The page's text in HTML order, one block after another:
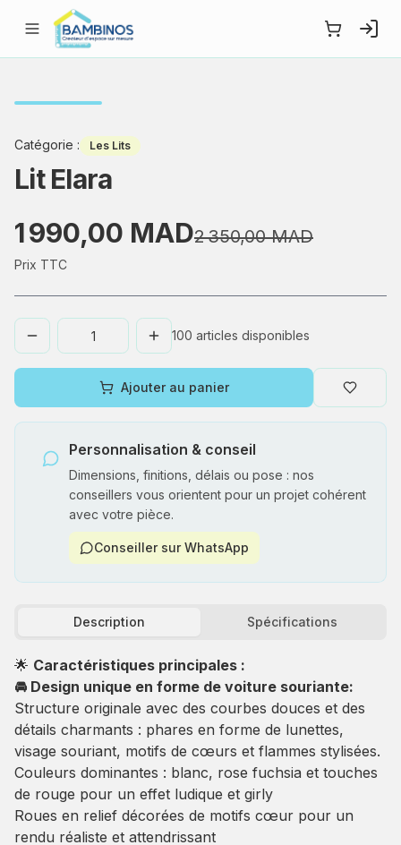
Catégorie : Les Lits
Lit Elara
1 990,00 MAD2 350,00 MAD
Prix TTC
100 articles disponibles
Ajouter au panier
Personnalisation & conseil
Dimensions, finitions, délais ou pose : nos
conseillers vous orientent pour un projet cohérent
avec votre pièce.
Conseiller sur WhatsApp
Description Spécifications
🌟 Caractéristiques principales :
🚘 Design unique en forme de voiture souriante:
Structure originale avec des courbes douces et des
détails charmants : phares en forme de lunettes,
visage souriant, motifs de cœurs et flammes stylisées.
Couleurs dominantes : blanc, rose fuchsia et touches
de rouge pour un effet ludique et girly
Roues en relief décorées de motifs cœur pour un
rendu réaliste et attendrissant